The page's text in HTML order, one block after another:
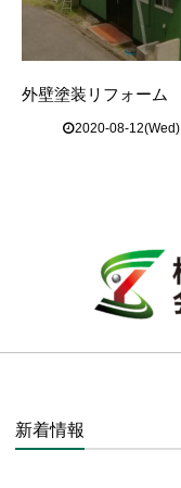
外壁塗装リフォーム
2020-08-12(Wed)
新着情報